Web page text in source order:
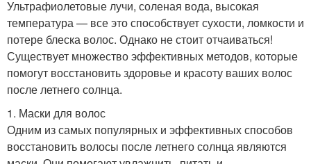
Ультрафиолетовые лучи, соленая вода, высокая
температура — все это способствует сухости, ломкости и
потере блеска волос. Однако не стоит отчаиваться!
Существует множество эффективных методов, которые
помогут восстановить здоровье и красоту ваших волос
после летнего солнца.
1. Маски для волос
Одним из самых популярных и эффективных способов
восстановить волосы после летнего солнца являются